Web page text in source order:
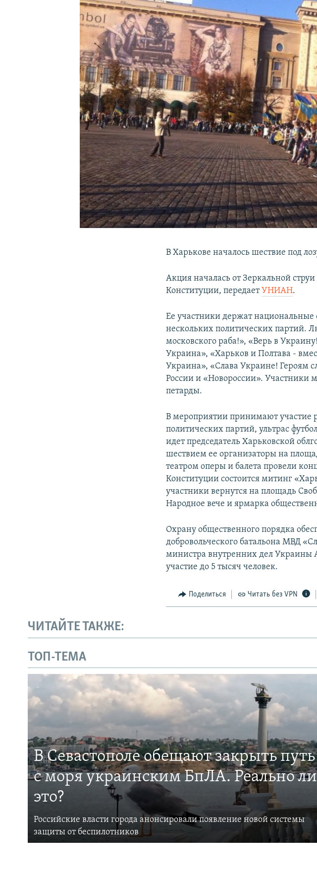
КРЫМ.НЕПОКОРЕННЫЙ
УКРАИНСКАЯ ПРОБЛЕМА КРЫМА
В Харькове началось шествие под
Акция началась от Зеркальной
Конституции, передаетУНИАН.
Ее участники держат
нескольких политических партий.
московского раба!», «Верь в
Украина», «Харьков и Полтава -
Украина», «Слава Украине! Героям
России и «Новороссии».
петарды.
В мероприятии принимают участие
политических партий, ультрас
идет председатель Харьковской
шествием ее организаторы на
театром оперы и балета провели
Конституции состоится митинг
участники вернутся на площадь
Народное вече и ярмарка
Охрану общественного порядка
добровольческого батальона МВД
министра внутренних дел
участие до 5 тысяч человек.
Поделиться Читать без VPN
ЧИТАЙТЕ ТАКЖЕ:
ТОП-ТЕМА
В Севастополе обещают закрыть путь
с моря украинским БпЛА. Реально ли
это?
Российские власти города анонсировали появление новой системы
защиты от беспилотников